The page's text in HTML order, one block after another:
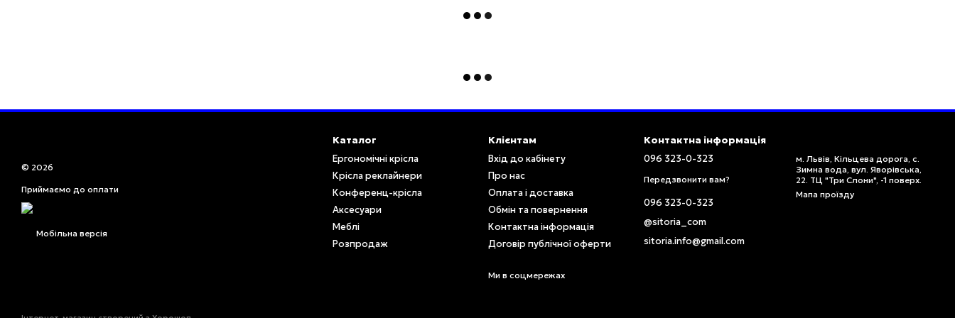
© 2026
Приймаємо до оплати
Мобільна версія
Каталог
Ергономічні крісла
Крісла реклайнери
Конференц-крісла
Аксесуари
Меблі
Розпродаж
Клієнтам
Вхід до кабінету
Про нас
Оплата і доставка
Обмін та повернення
Контактна інформація
Договір публічної оферти
Ми в соцмережах
Контактна інформація
096 323-0-323
Передзвонити вам?
096 323-0-323
@sitoria_com
sitoria.info@gmail.com
м. Львів, Кільцева дорога, с.
Зимна вода, вул. Яворівська,
22. ТЦ "Три Слони", -1 поверх.
Мапа проїзду